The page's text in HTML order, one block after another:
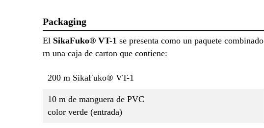
Packaging
El SikaFuko® VT-1 se presenta como un paquete combinado
rn una caja de carton que contiene:
200 m SikaFuko® VT-1
10 m de manguera de PVC
color verde (entrada)